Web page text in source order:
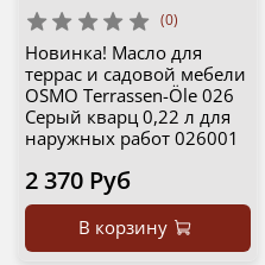
(0)
Новинка! Масло для
террас и садовой мебели
OSMO Terrassen-Öle 026
Серый кварц 0,22 л для
наружных работ 026001
2 370 Руб
В корзину